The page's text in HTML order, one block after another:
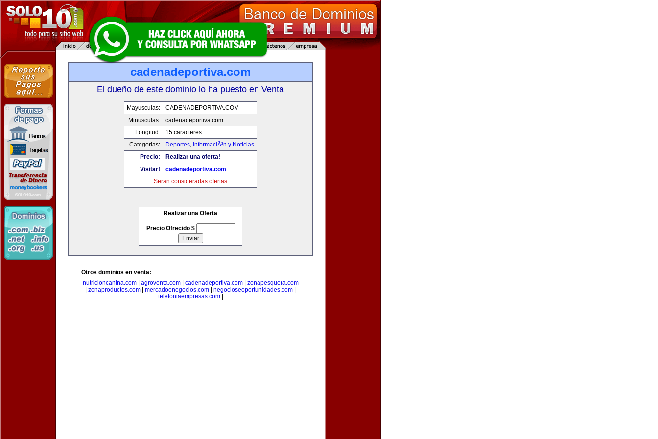
cadenadeportiva.com
El dueño de este dominio lo ha puesto en Venta
Mayusculas:
CADENADEPORTIVA.COM
Minusculas:
cadenadeportiva.com
Longitud:
15 caracteres
Categorias:
Deportes, InformaciÃ³n y Noticias
Precio:
Realizar una oferta!
Visitar!
cadenadeportiva.com
Serán consideradas ofertas
Realizar una Oferta
Precio Ofrecido $
Otros dominios en venta:
nutricioncanina.com| agroventa.com| cadenadeportiva.com| zonapesquera.com
zonaproductos.com mercadoenegocios.com negocioseoportunidades.com
telefoniaempresas.com|